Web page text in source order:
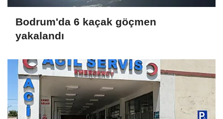
Bodrum'da 6 kaçak göçmen
yakalandı